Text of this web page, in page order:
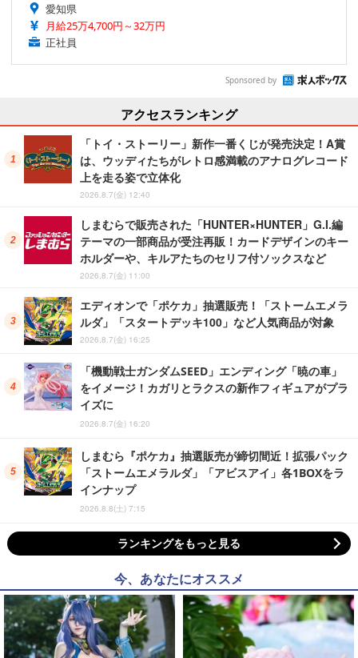
愛知県
月給25万4,700円～32万円
正社員
Sponsored by
アクセスランキング
「トイ・ストーリー」新作一番くじが発売決定！A賞
は、ウッディたちがレトロ感満載のアナログレコード
上を走る姿で立体化
2026.8.7(金) 12:40
しまむらで販売された「HUNTER×HUNTER」G.I.編
テーマの一部商品が受注再販！カードデザインのキー
ホルダーや、キルアたちのセリフ付ソックスなど
2026.8.7(金) 11:00
エディオンで「ポケカ」抽選販売！「ストームエメラ
ルダ」「スタートデッキ100」など人気商品が対象
2026.8.7(金) 16:25
「機動戦士ガンダムSEED」エンディング「暁の車」
をイメージ！カガリとラクスの新作フィギュアがプラ
イズに
2026.8.7(金) 16:20
しまむら『ポケカ』抽選販売が締切間近！拡張パック
「ストームエメラルダ」「アビスアイ」各1BOXをラ
インナップ
2026.8.8(土) 7:15
ランキングをもっと見る
今、あなたにオススメ